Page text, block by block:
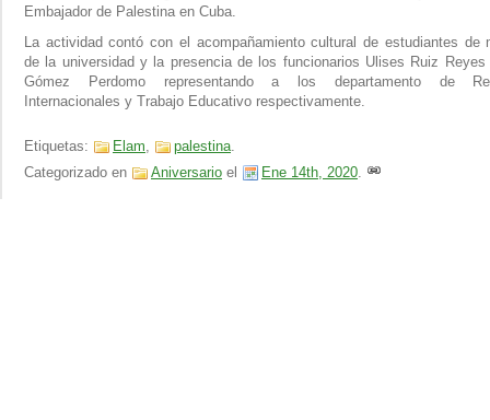
Embajador de Palestina en Cuba.
La actividad contó con el acompañamiento cultural de estudiantes de
de la universidad y la presencia de los funcionarios Ulises Ruiz
Gómez Perdomo representando a los departamento de
Internacionales y Trabajo Educativo respectivamente.
Etiquetas: Elam, palestina.
Categorizado en
Aniversario el Ene 14th, 2020.